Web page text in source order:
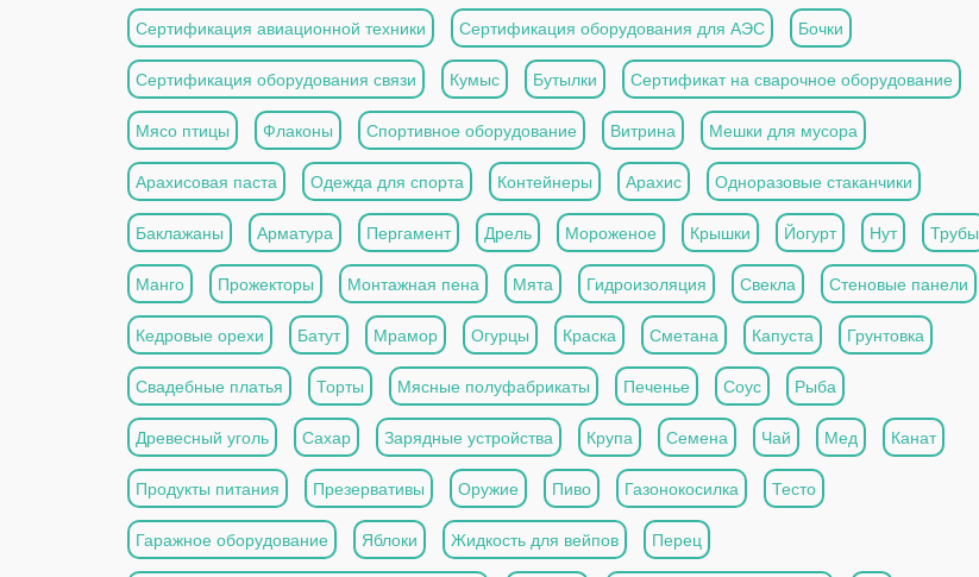
Сертификация авиационной техники Сертификация оборудования для АЭС Бочки
Сертификация оборудования связи Кумыс Бутылки Сертификат на сварочное оборудование
Мясо птицы Флаконы Спортивное оборудование Витрина Мешки для мусора
Арахисовая паста Одежда для спорта Контейнеры Арахис Одноразовые стаканчики
Баклажаны Арматура Пергамент Дрель Мороженое Крышки Йогурт Нут Трубы
Манго Прожекторы Монтажная пена Мята Гидроизоляция Свекла Стеновые панели
Кедровые орехи Батут Мрамор Огурцы Краска Сметана Капуста Грунтовка
Свадебные платья Торты Мясные полуфабрикаты Печенье Соус Рыба
Древесный уголь Сахар Зарядные устройства Крупа Семена Чай Мед Канат
Продукты питания Презервативы Оружие Пиво Газонокосилка Тесто
Гаражное оборудование Яблоки Жидкость для вейпов Перец